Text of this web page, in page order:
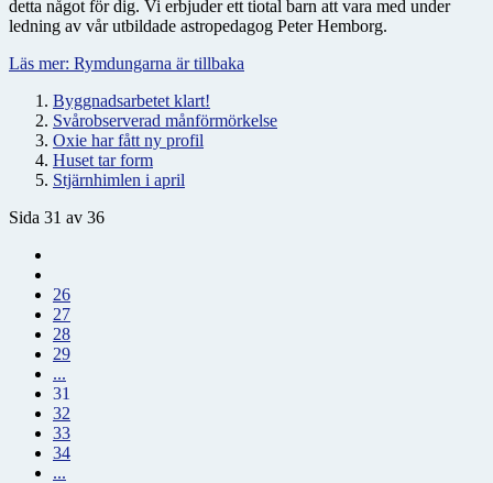
detta något för dig. Vi erbjuder ett tiotal barn att vara med under
ledning av vår utbildade astropedagog Peter Hemborg.
Läs mer: Rymdungarna är tillbaka
Byggnadsarbetet klart!
Svårobserverad månförmörkelse
Oxie har fått ny profil
Huset tar form
Stjärnhimlen i april
Sida 31 av 36
26
27
28
29
...
31
32
33
34
...